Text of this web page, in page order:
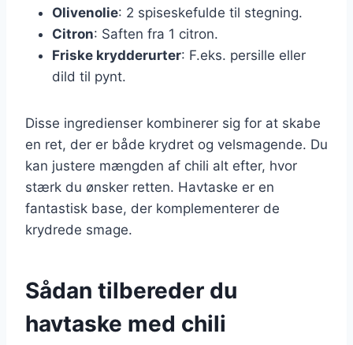
Olivenolie: 2 spiseskefulde til stegning.
Citron: Saften fra 1 citron.
Friske krydderurter: F.eks. persille eller
dild til pynt.
Disse ingredienser kombinerer sig for at skabe
en ret, der er både krydret og velsmagende. Du
kan justere mængden af chili alt efter, hvor
stærk du ønsker retten. Havtaske er en
fantastisk base, der komplementerer de
krydrede smage.
Sådan tilbereder du
havtaske med chili